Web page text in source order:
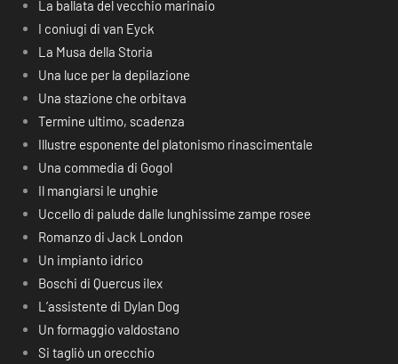
La ballata del vecchio marinaio
I coniugi di van Eyck
La Musa della Storia
Una luce per la depilazione
Una stazione che orbitava
Termine ultimo, scadenza
Illustre esponente del platonismo rinascimentale
Una commedia di Gogol
Il mangiarsi le unghie
Uccello di palude dalle lunghissime zampe rosee
Romanzo di Jack London
Un impianto idrico
Boschi di Quercus ilex
L’assistente di Dylan Dog
Un formaggio valdostano
Si tagliò un orecchio